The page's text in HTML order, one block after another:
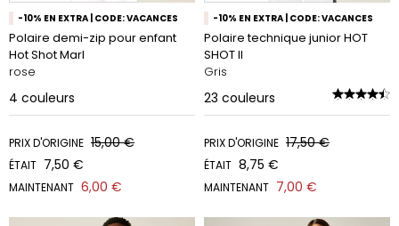
-10% EN EXTRA | CODE: VACANCES
Polaire demi-zip pour enfant
Hot Shot Marl
rose
4 couleurs
PRIX D'ORIGINE 15,00 €
ÉTAIT 7,50 €
MAINTENANT 6,00 €
-10% EN EXTRA | CODE: VACANCES
Polaire technique junior HOT
SHOT II
Gris
23 couleurs
PRIX D'ORIGINE 17,50 €
ÉTAIT 8,75 €
MAINTENANT 7,00 €